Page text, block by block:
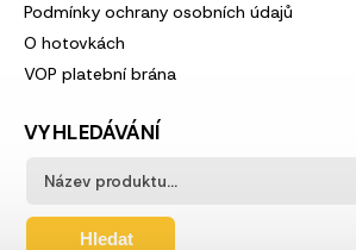
Podmínky ochrany osobních údajů
O hotovkách
VOP platební brána
VYHLEDÁVÁNÍ
Hledat